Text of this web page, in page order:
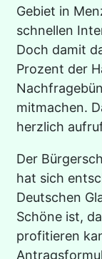
Gebiet in
schnellen
Doch damit
Prozent der
mitmachen.
herzlich
Der
hat sich
Deutschen
Schöne ist,
profitieren